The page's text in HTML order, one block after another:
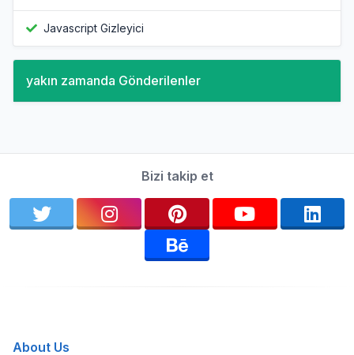
Javascript Gizleyici
yakın zamanda Gönderilenler
Bizi takip et
About Us